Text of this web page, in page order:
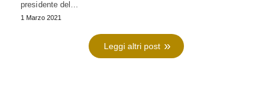
presidente del…
1 Marzo 2021
Leggi altri post